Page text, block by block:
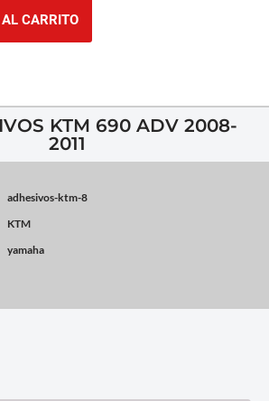
CARRITO
KTM 690 ADV 2008-
2011
adhesivos-ktm-8
KTM
yamaha